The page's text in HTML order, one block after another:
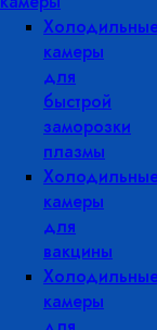
камеры
для
быстрой
заморозки
плазмы
камеры
для
вакцины
камеры